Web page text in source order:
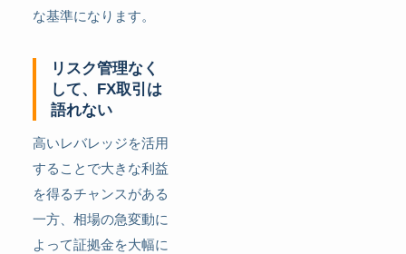
な基準になります。
リスク管理なく
して、FX取引は
語れない
高いレバレッジを活用
することで大きな利益
を得るチャンスがある
一方、相場の急変動に
よって証拠金を大幅に